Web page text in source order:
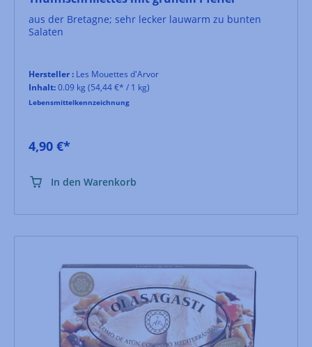
aus der Bretagne; sehr lecker lauwarm zu bunten
Salaten
Hersteller : Les Mouettes d'Arvor
Inhalt:0.09 kg (54,44 €* / 1 kg)
Lebensmittelkennzeichnung
4,90 €*
In den Warenkorb